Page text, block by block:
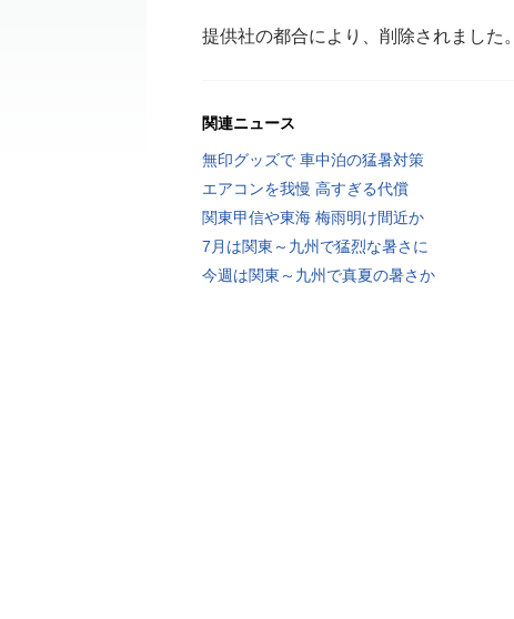
提供社の都合により、削除されました。
関連ニュース
無印グッズで 車中泊の猛暑対策
エアコンを我慢 高すぎる代償
関東甲信や東海 梅雨明け間近か
7月は関東～九州で猛烈な暑さに
今週は関東～九州で真夏の暑さか